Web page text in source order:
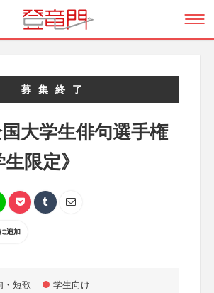
募集終了
大学生俳句選手権
限定》
追加
・短歌 学生向け